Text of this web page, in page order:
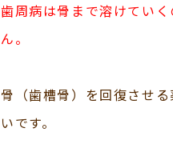
歯周病は骨まで溶けてい
ん。
骨（歯槽骨）を回復させ
いです。